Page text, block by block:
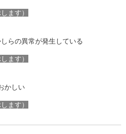
ます）
らの異常が発生している
ます）
かしい
ます）